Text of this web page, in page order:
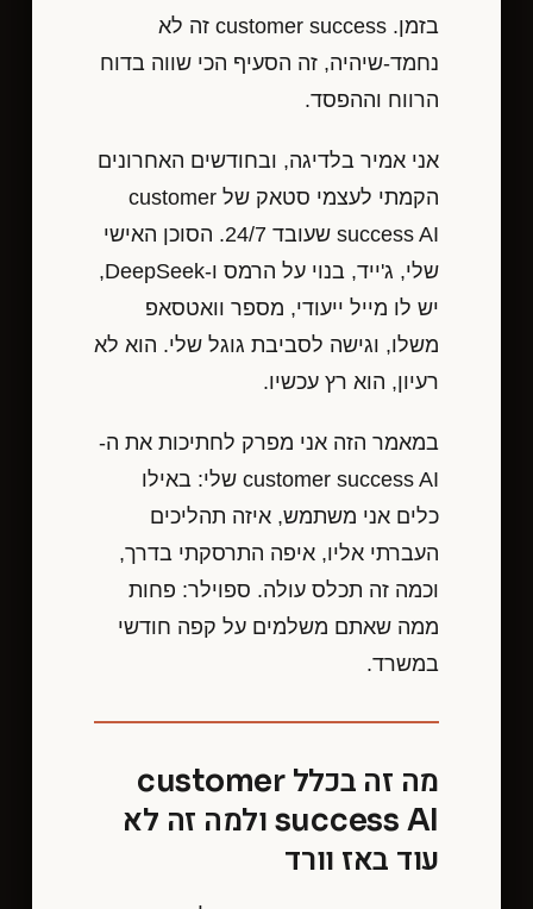
בזמן. customer success זה לא
נחמד-שיהיה, זה הסעיף הכי שווה בדוח
הרווח וההפסד.
אני אמיר בלדיגה, ובחודשים האחרונים
הקמתי לעצמי סטאק של customer
success AI שעובד 24/7. הסוכן האישי
שלי, ג'ייד, בנוי על הרמס ו-DeepSeek,
יש לו מייל ייעודי, מספר וואטסאפ
משלו, וגישה לסביבת גוגל שלי. הוא לא
רעיון, הוא רץ עכשיו.
במאמר הזה אני מפרק לחתיכות את ה-
customer success AI שלי: באילו
כלים אני משתמש, איזה תהליכים
העברתי אליו, איפה התרסקתי בדרך,
וכמה זה תכלס עולה. ספוילר: פחות
ממה שאתם משלמים על קפה חודשי
במשרד.
מה זה בכלל customer
success AI ולמה זה לא
עוד באז וורד